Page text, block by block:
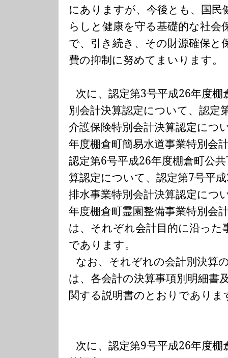
にありますが、今後とも、国民
らしと健康を守る基礎的な社会
で、引き続き、その財源確保と
費の抑制に努めてまいります。
次に、認定第3号平成26年度棚
別会計決算認定について、認定
介護保険特別会計決算認定につ
年度棚倉町簡易水道事業特別会
認定第6号平成26年度棚倉町公
算認定について、認定第7号平成
排水事業特別会計決算認定につ
年度棚倉町霊園整備事業特別会
は、それぞれ会計目的に沿った
であります。
なお、それぞれの会計別決算
は、各会計の決算事項別明細書
関する説明書のとおりでありま
次に、認定第9号平成26年度棚